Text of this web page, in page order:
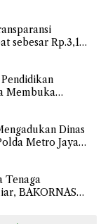
sebesar Rp.3,1
Membuka
Dinas
Metro Jaya
Tenaga
BAKORNAS